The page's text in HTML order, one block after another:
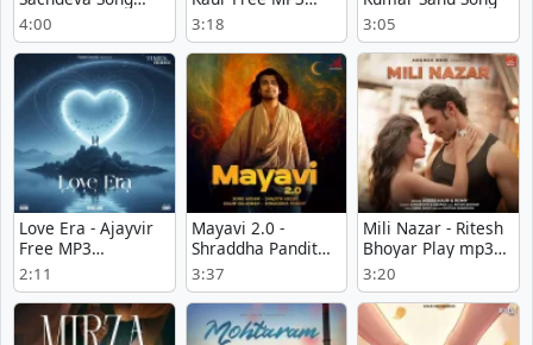
Download Mp3
4:00
Download
3:18 3:05
Love Era - Ajayvir
Free MP3
Download
2:11
Mayavi 2.0 -
Shraddha Pandit
Song Download
3:37
Mili Nazar - Ritesh
Bhoyar Play mp3
song
3:20